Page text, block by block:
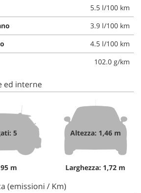
5.5 l/100 km
3.9 l/100 km
4.5 l/100 km
102.0 g/km
ed interne
5
m
Altezza: 1,46 m
Larghezza: 1,72 m
(emissioni / Km)